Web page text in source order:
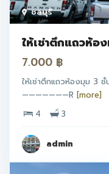
ชลบุรี
ให้เช่าตึกแถวห้อ
7.000 ฿
ให้เช่าตึกแถวห้องมุม 3
———————R [more]
4
3
admin